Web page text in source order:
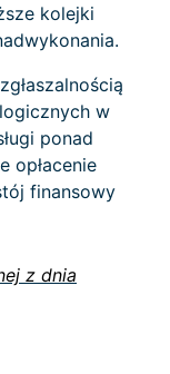
kolejki
w
ponad
opłacenie
finansowy
z dnia